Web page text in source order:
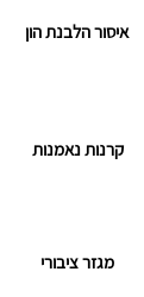
איסור הלבנת הון
קרנות נאמנות
מגזר ציבורי